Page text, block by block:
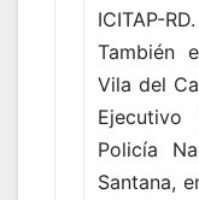
ICITAP-RD.
También
Vila del
Policía
Santana,